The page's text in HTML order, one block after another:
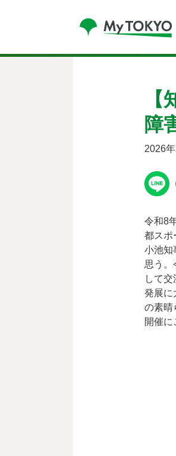
障
2026
令和8
都スポ
小池知
思う。
して
発展に
の素晴
開催に